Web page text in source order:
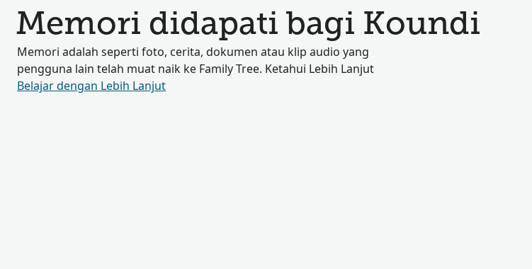
Memori didapati bagi Koundi
Memori adalah seperti foto, cerita, dokumen atau klip audio yang
pengguna lain telah muat naik ke Family Tree. Ketahui Lebih Lanjut
Belajar dengan Lebih Lanjut